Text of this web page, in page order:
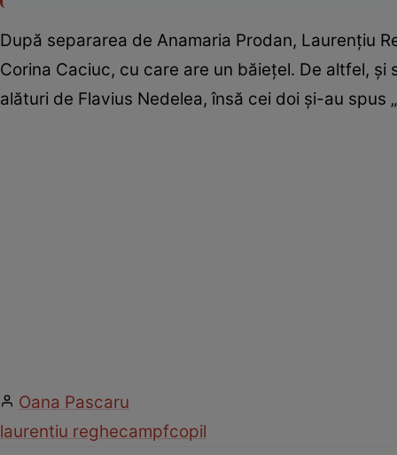
După separarea de Anamaria Prodan, Laurențiu
Corina Caciuc, cu care are un băiețel. De altfel,
alături de Flavius Nedelea, însă cei doi și-au
Oana Pascaru
laurentiu reghecampfcopil